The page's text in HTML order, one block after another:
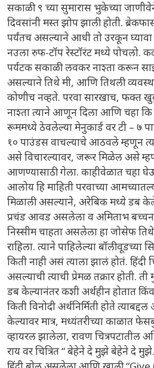
सकाळी ९ च्या सुमारास भुकेच्या
दिवसांनी मस्त झोप झाली होती.
पर्यंतच असल्याने आधी तो उरकून
नउला रुफ-टॉप रेस्टॉरंट मध्ये पोचलो.
पर्यटक सकाळी लवकर नाश्ता करून
असल्याने तिथे मी, आणि तिथली
कोणीच नव्हते. परवा सारखाच, फक्त
नाश्ता त्याने आणून दिला आणि चहा
रूममध्ये ठेवलेल्या मेनुकार्ड वर टी – ७
१० पाउंडस वाचल्याचे आठवले म्हणून
असे विचारल्यावर, जरूर मिळेल असे
आणण्यासाठी गेला. काहीवेळात चहा
आलोय हि माहिती परवाच्या
मिळाली असल्याने, अरेबिक मध्ये डब
प्रचंड आवड असलेला व अमिताभ
निस्सीम चाहता असलेला हा जोसेफ
राहिला. त्याने पाहिलेल्या
किती नाही असं त्याला झालं होतं. हिंदी
असल्याची त्याची प्रेमळ तक्रार होती.
डब केल्यानंतर कशी अर्थहीन होतात
किती विनोदी अर्थनिर्मिती होते
केल्यावर मात्र, मध्यंतरीच्या काळात
व्हायरल झालेला, रावण चित्रपटातील
राय वर चित्रित “ बेहेने दे मुझे बेहेने दे